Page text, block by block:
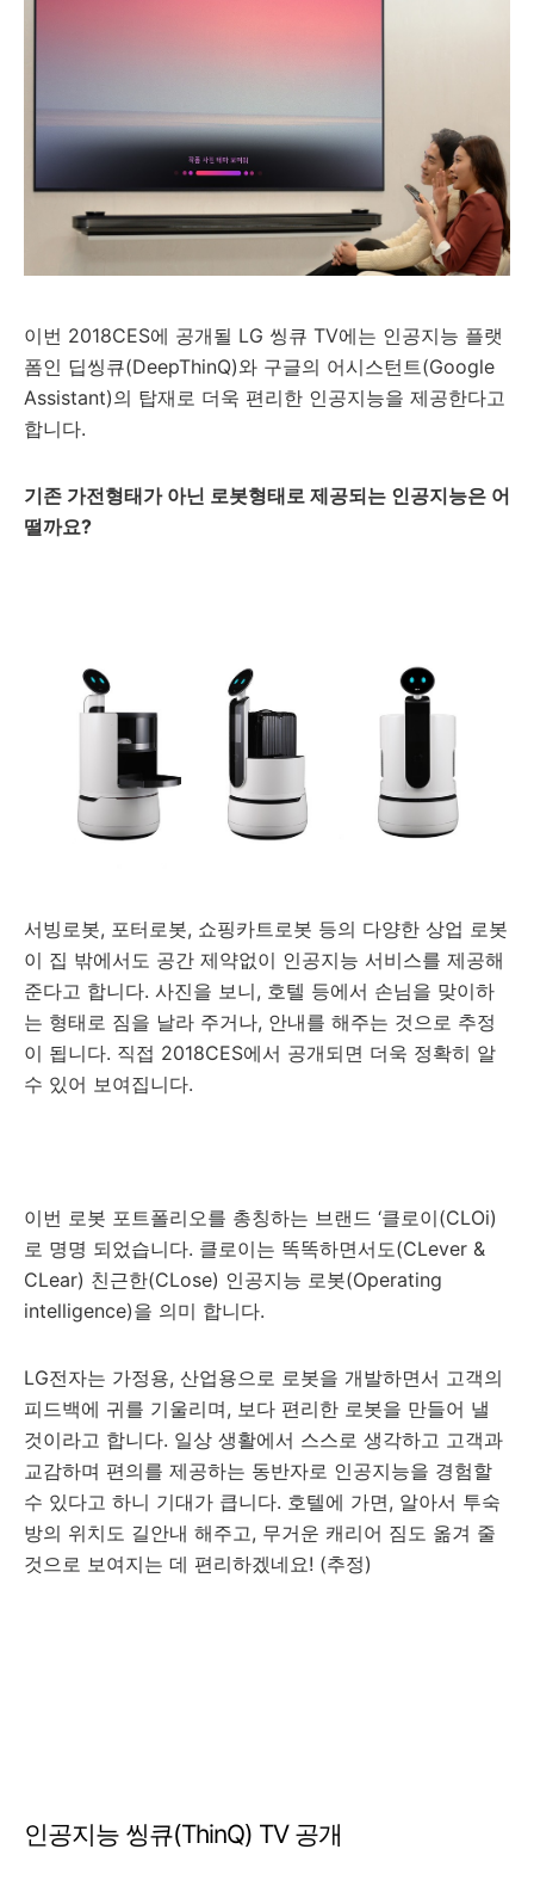
이번 2018CES에 공개될 LG 씽큐 TV에는 인공지능 플랫
폼인 딥씽큐(DeepThinQ)와 구글의 어시스턴트(Google
Assistant)의 탑재로 더욱 편리한 인공지능을 제공한다고
합니다.
기존 가전형태가 아닌 로봇형태로 제공되는 인공지능은 어
떨까요?
서빙로봇, 포터로봇, 쇼핑카트로봇 등의 다양한 상업 로봇
이 집 밖에서도 공간 제약없이 인공지능 서비스를 제공해
준다고 합니다. 사진을 보니, 호텔 등에서 손님을 맞이하
는 형태로 짐을 날라 주거나, 안내를 해주는 것으로 추정
이 됩니다. 직접 2018CES에서 공개되면 더욱 정확히 알
수 있어 보여집니다.
이번 로봇 포트폴리오를 총칭하는 브랜드 ‘클로이(CLOi)
로 명명 되었습니다. 클로이는 똑똑하면서도(CLever &
CLear) 친근한(CLose) 인공지능 로봇(Operating
intelligence)을 의미 합니다.
LG전자는 가정용, 산업용으로 로봇을 개발하면서 고객의
피드백에 귀를 기울리며, 보다 편리한 로봇을 만들어 낼
것이라고 합니다. 일상 생활에서 스스로 생각하고 고객과
교감하며 편의를 제공하는 동반자로 인공지능을 경험할
수 있다고 하니 기대가 큽니다. 호텔에 가면, 알아서 투숙
방의 위치도 길안내 해주고, 무거운 캐리어 짐도 옮겨 줄
것으로 보여지는 데 편리하겠네요! (추정)
인공지능 씽큐(ThinQ) TV 공개